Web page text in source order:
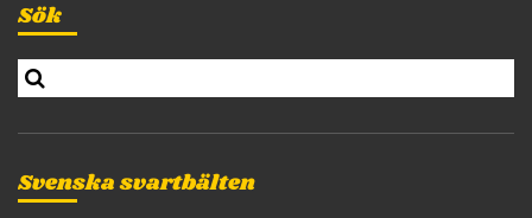
Sök
e
r
h
Svenska svartbälten